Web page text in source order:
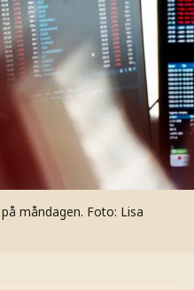
måndagen. Foto: Lisa